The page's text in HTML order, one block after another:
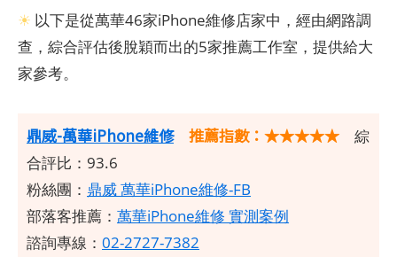
☀ 以下是從萬華46家iPhone維修店家中，經由網路調
查，綜合評估後脫穎而出的5家推薦工作室，提供給大
家參考。
鼎威-萬華iPhone維修 推薦指數：★★★★★ 綜
合評比：93.6
粉絲團： 鼎威 萬華iPhone維修-FB
部落客推薦： 萬華iPhone維修 實測案例
諮詢專線： 02-2727-7382